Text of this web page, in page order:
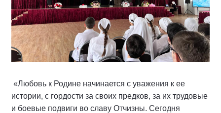
«Любовь к Родине начинается с уважения к ее
истории, с гордости за своих предков, за их трудовые
и боевые подвиги во славу Отчизны. Сегодня